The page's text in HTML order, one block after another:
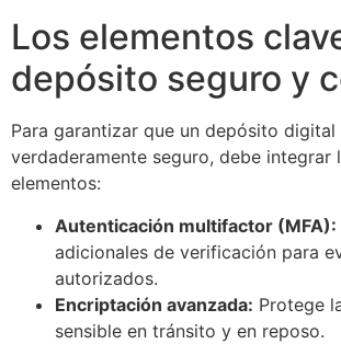
Los elementos
depósito seguro y
Para garantizar que un depósito digital
verdaderamente seguro, debe integrar
elementos:
Autenticación multifactor (MFA):
adicionales de verificación para
autorizados.
Encriptación avanzada: Protege
sensible en tránsito y en reposo.